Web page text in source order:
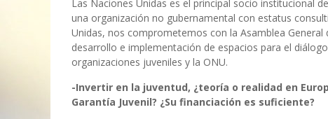
Las Naciones Unidas es el principal socio institucional
una organización no gubernamental con estatus
Unidas, nos comprometemos con la Asamblea
desarrollo e implementación de espacios para el
organizaciones juveniles y la ONU.
-Invertir en la juventud, ¿teoría o realidad en
Garantía Juvenil? ¿Su financiación es suficiente?